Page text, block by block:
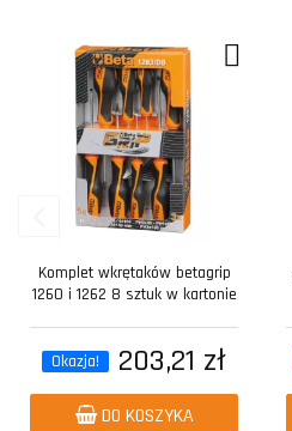
Komplet wkrętaków betagrip
1260 i 1262 8 sztuk w kartonie
Okazja! 203,21 zł
DO KOSZYKA